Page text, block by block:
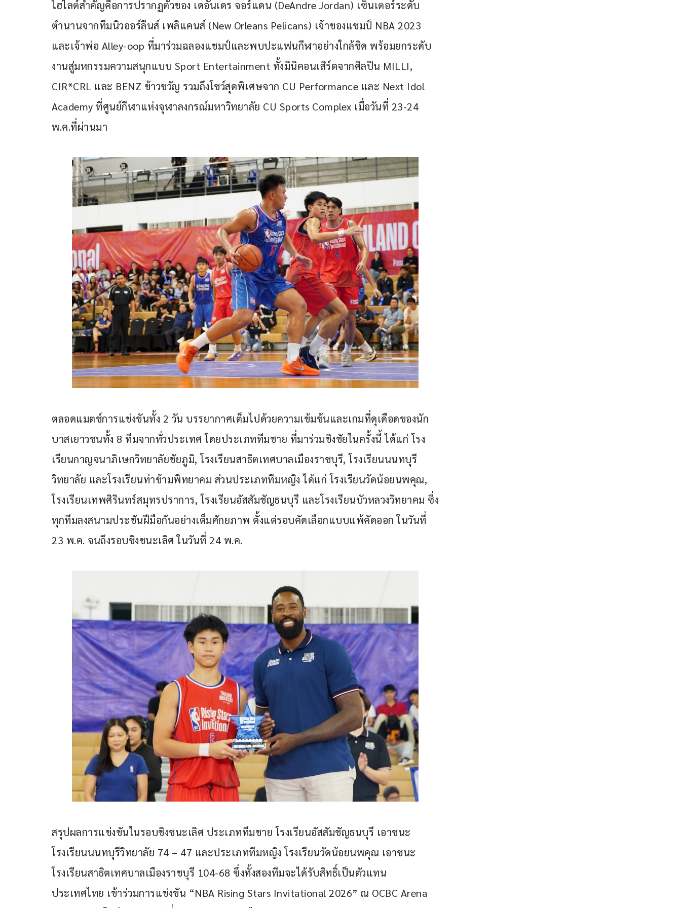
ไฮไลต์สำคัญคือการปรากฏตัวของ เดอันเดร จอร์แดน (DeAndre Jordan) เซ็นเตอร์ระดับ
ตำนานจากทีมนิวออร์ลีนส์ เพลิแคนส์ (New Orleans Pelicans) เจ้าของแชมป์ NBA 2023
และเจ้าพ่อ Alley-oop ที่มาร่วมฉลองแชมป์และพบปะแฟนกีฬาอย่างใกล้ชิด พร้อมยกระดับ
งานสู่มหกรรมความสนุกแบบ Sport Entertainment ทั้งมินิคอนเสิร์ตจากศิลปิน MILLI,
CIR*CRL และ BENZ ข้าวขวัญ รวมถึงโชว์สุดพิเศษจาก CU Performance และ Next Idol
Academy ที่ศูนย์กีฬาแห่งจุฬาลงกรณ์มหาวิทยาลัย CU Sports Complex เมื่อวันที่ 23-24
พ.ค.ที่ผ่านมา
ตลอดแมตช์การแข่งขันทั้ง 2 วัน บรรยากาศเต็มไปด้วยความเข้มข้นและเกมที่ดุเดือดของนัก
บาสเยาวชนทั้ง 8 ทีมจากทั่วประเทศ โดยประเภททีมชาย ที่มาร่วมชิงชัยในครั้งนี้ ได้แก่ โรง
เรียนกาญจนาภิเษกวิทยาลัยชัยภูมิ, โรงเรียนสาธิตเทศบาลเมืองราชบุรี, โรงเรียนนนทบุรี
วิทยาลัย และโรงเรียนท่าข้ามพิทยาคม ส่วนประเภททีมหญิง ได้แก่ โรงเรียนวัดน้อยนพคุณ,
โรงเรียนเทพศิรินทร์สมุทรปราการ, โรงเรียนอัสสัมชัญธนบุรี และโรงเรียนบัวหลวงวิทยาคม ซึ่ง
ทุกทีมลงสนามประชันฝีมือกันอย่างเต็มศักยภาพ ตั้งแต่รอบคัดเลือกแบบแพ้คัดออก ในวันที่
23 พ.ค. จนถึงรอบชิงชนะเลิศ ในวันที่ 24 พ.ค.
สรุปผลการแข่งขันในรอบชิงชนะเลิศ ประเภททีมชาย โรงเรียนอัสสัมชัญธนบุรี เอาชนะ
โรงเรียนนนทบุรีวิทยาลัย 74 – 47 และประเภททีมหญิง โรงเรียนวัดน้อยนพคุณ เอาชนะ
โรงเรียนสาธิตเทศบาลเมืองราชบุรี 104-68 ซึ่งทั้งสองทีมจะได้รับสิทธิ์เป็นตัวแทน
ประเทศไทย เข้าร่วมการแข่งขัน “NBA Rising Stars Invitational 2026” ณ OCBC Arena